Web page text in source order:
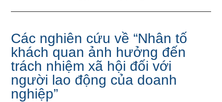
Các nghiên cứu về “Nhân tố
khách quan ảnh hưởng đến
trách nhiệm xã hội đối với
người lao động của doanh
nghiệp”